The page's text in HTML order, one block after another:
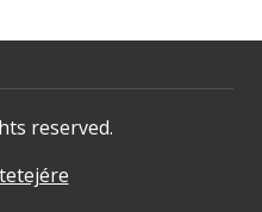
reserved.